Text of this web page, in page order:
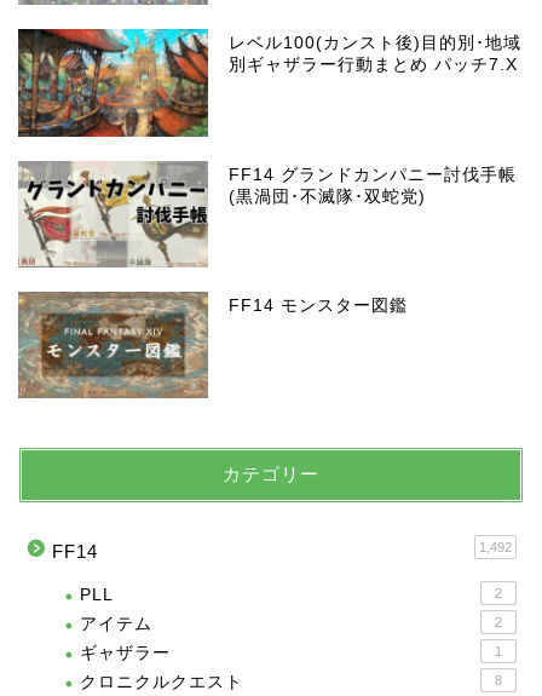
レベル100(カンスト後)目的別･地域
別ギャザラー行動まとめ パッチ7.X
FF14 グランドカンパニー討伐手帳
(黒渦団･不滅隊･双蛇党)
FF14 モンスター図鑑
カテゴリー
FF14 1,492
PLL 2
アイテム 2
ギャザラー 1
クロニクルクエスト 8